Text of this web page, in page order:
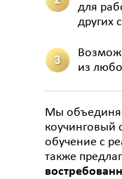
для
других
из
Мы
коучинговый
обучение с
также